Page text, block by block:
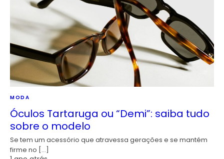
MODA
Óculos Tartaruga ou “Demi”: saiba tudo
sobre o modelo
Se tem um acessório que atravessa gerações e se mantém
firme no […]